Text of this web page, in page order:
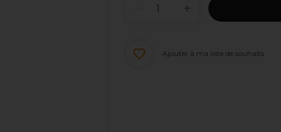
Ajouter à ma liste de souhaits